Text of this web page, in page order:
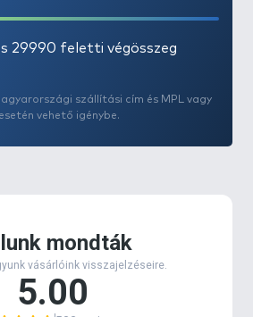
29990 feletti végösszeg
szállítási cím és MPL vagy
vehető igénybe.